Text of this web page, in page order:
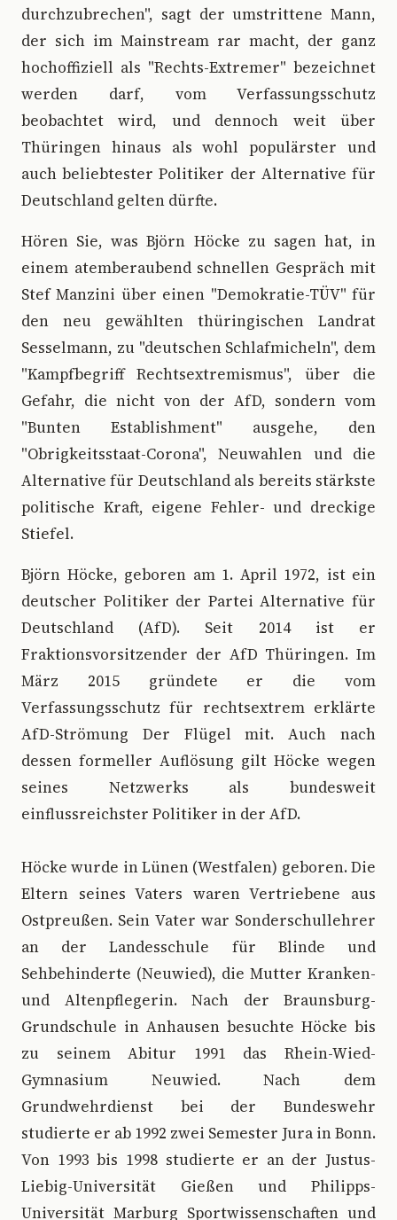
durchzubrechen", sagt der umstrittene Mann,
der sich im Mainstream rar macht, der ganz
hochoffiziell als "Rechts-Extremer" bezeichnet
werden darf, vom Verfassungsschutz
beobachtet wird, und dennoch weit über
Thüringen hinaus als wohl populärster und
auch beliebtester Politiker der Alternative für
Deutschland gelten dürfte.
Hören Sie, was Björn Höcke zu sagen hat, in
einem atemberaubend schnellen Gespräch mit
Stef Manzini über einen "Demokratie-TÜV" für
den neu gewählten thüringischen Landrat
Sesselmann, zu "deutschen Schlafmicheln", dem
"Kampfbegriff Rechtsextremismus", über die
Gefahr, die nicht von der AfD, sondern vom
"Bunten Establishment" ausgehe, den
"Obrigkeitsstaat-Corona", Neuwahlen und die
Alternative für Deutschland als bereits stärkste
politische Kraft, eigene Fehler- und dreckige
Stiefel.
Björn Höcke, geboren am 1. April 1972, ist ein
deutscher Politiker der Partei Alternative für
Deutschland (AfD). Seit 2014 ist er
Fraktionsvorsitzender der AfD Thüringen. Im
März 2015 gründete er die vom
Verfassungsschutz für rechtsextrem erklärte
AfD-Strömung Der Flügel mit. Auch nach
dessen formeller Auflösung gilt Höcke wegen
seines Netzwerks als bundesweit
einflussreichster Politiker in der AfD.
Höcke wurde in Lünen (Westfalen) geboren. Die
Eltern seines Vaters waren Vertriebene aus
Ostpreußen. Sein Vater war Sonderschullehrer
an der Landesschule für Blinde und
Sehbehinderte (Neuwied), die Mutter Kranken-
und Altenpflegerin. Nach der Braunsburg-
Grundschule in Anhausen besuchte Höcke bis
zu seinem Abitur 1991 das Rhein-Wied-
Gymnasium Neuwied. Nach dem
Grundwehrdienst bei der Bundeswehr
studierte er ab 1992 zwei Semester Jura in Bonn.
Von 1993 bis 1998 studierte er an der Justus-
Liebig-Universität Gießen und Philipps-
Universität Marburg Sportwissenschaften und